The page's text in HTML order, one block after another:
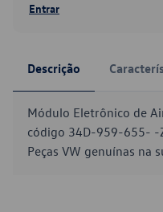
Entrar
Descrição
Módulo Eletrônico de
código 34D-959-655- -
Peças VW genuínas na